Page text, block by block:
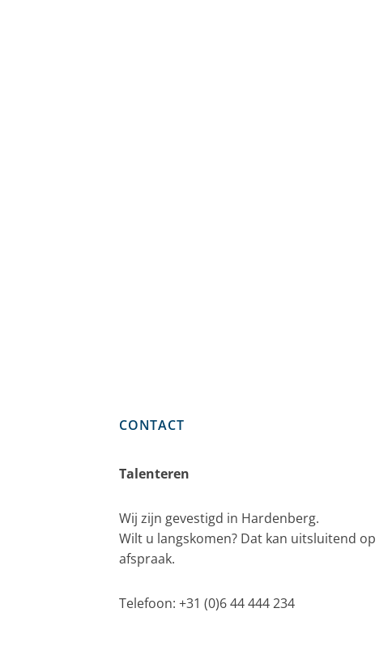
CONTACT
Talenteren
Wij zijn gevestigd in Hardenberg.
Wilt u langskomen? Dat kan uitsluitend op
afspraak.
Telefoon: +31 (0)6 44 444 234